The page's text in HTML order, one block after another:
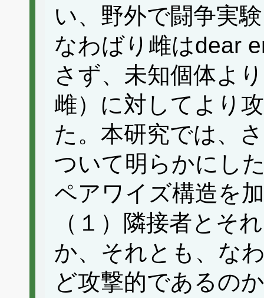
い、野外で闘争実
なわばり雌はdear
さず、未知個体よ
雌）に対してより
た。本研究では、
ついて明らかにし
ペアワイズ構造を
（１）隣接者とそ
か、それとも、な
ど攻撃的であるの